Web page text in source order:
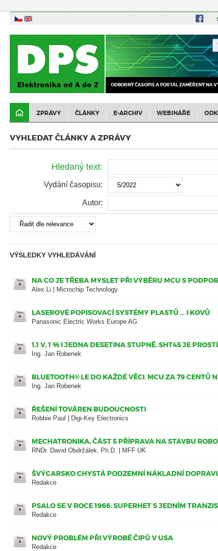
ODBORNÝ ČASOPIS A PORTÁL ZAMĚŘENÝ NA
ZPRÁVY ČLÁNKY E-ARCHIV WEBINÁŘE
VYHLEDAT ČLÁNKY A ZPRÁVY
Hledaný text:
Vydání časopisu:
Autor:
VÝSLEDKY VYHLEDÁVÁNÍ
NA CO JE TŘEBA MYSLET PŘI VÝBĚRU MCU S
Alex Li | Microchip Technology
LASEROVÉ POPISOVACÍ SYSTÉMY PLASTŮ … I KOVŮ
Panasonic Electric Works Europe AG
1,1 V, 1 % I JEDNA DESETINA STUPNĚ. SHT45 JE
Ing. Jan Robenek
BLUETOOTH® LE DO KAŽDÉ VĚCI. MCU ZA 79 CENTŮ
Ing. Jan Robenek
ŘEŠENÍ TOVÁREN BUDOUCNOSTI
Robbie Paul | Digi-Key Electronics
MECHATRONIKA, ČÁST 5 PŘÍPRAVA NA STAVBU
RNDr. David Obdržálek, Ph.D. | MFF UK
ŠVÝCARSKO CHYSTÁ PODZEMNÍ NÁKLADNÍ
Redakce
PSALO SE V ROCE 1966: SUPERHET S JEDNÍM
Redakce
NOVÝ PROBLÉM PŘI VÝROBĚ ČIPŮ V USA
Redakce